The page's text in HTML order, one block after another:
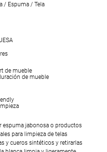
/ Espuma / Tela
de mueble
de mueble
espuma jabonosa o productos
para limpieza de telas
y cueros sintéticos y retirarlas